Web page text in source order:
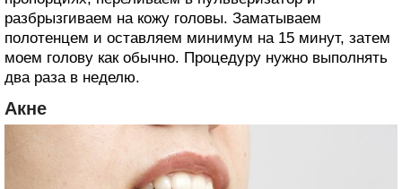
разбрызгиваем на кожу головы. Заматываем
полотенцем и оставляем минимум на 15 минут, затем
моем голову как обычно. Процедуру нужно выполнять
два раза в неделю.
Акне